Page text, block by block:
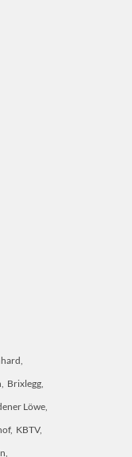
Brixlegg
Löwe
KBTV